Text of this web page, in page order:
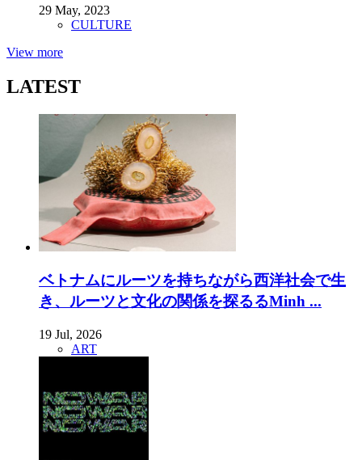
29 May, 2023
CULTURE
View more
LATEST
ベトナムにルーツを持ちながら西洋社会で生
き、ルーツと文化の関係を探るるMinh ...
19 Jul, 2026
ART